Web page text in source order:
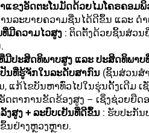
ແຂງອັດຕະໂນມັດດ້ວຍໄມໂຄຣຄອມພິ
ານລະບາຍຄວາມຊື່ນໄດ້ດີຂຶ້ນ ແລະ ດ
ມີຄວາມໄວສູງ : ຕິດຕັ້ງດ້ວຍຊິ້ນສ່ວນ
ມີປະສິດທິພາບສູງ ແລະ ປະສິດທິພາບ
ນທີ່ຮູ້ຈັກໃນລະດັບສາກົນ (ຊິ້ນສ່ວນສ
ແກ້ໄຂບັນຫາທົ່ວໄປໃນຮຸ່ນດັ້ງເດີມ
ດຕາການຂັດຂ້ອງສູງ – ເຊິ່ງຊ່ວຍຍື
ງສູງ + ລະບົບເຢັນທີ່ດີຂຶ້ນ : ຮັບປະກັ
ນຢ່າງຫຼວງຫຼາຍ.